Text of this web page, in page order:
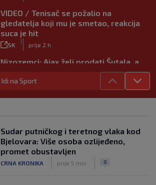
VIDEO / Tenisač se požalio na
gledatelja koji mu je smetao, reakcija
suca je hit
SK
|
prije 2 h
Nizozemci: Ajax želi prodati Šutala, a
SK
|
7. kol.
Bennacer raskinuo s Milanom i sada je
SK 7. kol.
VIDEO / Počela nam je ‘Cvajta’! Brekalo
solidan u gostujućoj pobjedi Herthe
Idi na Sport
Sudar putničkog i teretnog vlaka kod
Bjelovara: Više osoba ozlijeđeno,
promet obustavljen
CRNA KRONIKA prije 5 min 0